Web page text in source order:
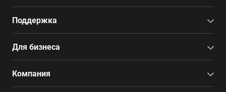
Поддержка
Для бизнеса
Компания